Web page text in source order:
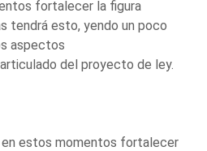
fortalecer la figura
tendrá esto, yendo un poco
aspectos
del proyecto de ley.
en estos momentos fortalecer